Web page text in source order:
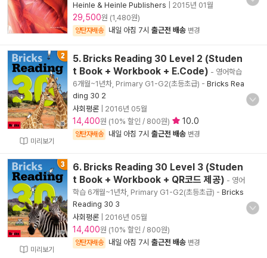
Heinle & Heinle Publishers
2015년 01월
29,500원 (1,480원)
양탄자배송 내일 아침 7시 출근전 배송 변경
미리보기
5. Bricks Reading 30 Level 2 (Studen
t Book + Workbook + E.Code) - 영어학습
6개월~1년차, Primary G1-G2(초등초급) - Bricks Rea
ding 30 2
사회평론
2016년 05월
14,400원 (10% 할인 / 800원) 10.0
양탄자배송 내일 아침 7시 출근전 배송 변경
미리보기
6. Bricks Reading 30 Level 3 (Studen
t Book + Workbook + QR코드 제공) - 영어
학습 6개월~1년차, Primary G1-G2(초등초급) - Bricks
Reading 30 3
사회평론
2016년 05월
14,400원 (10% 할인 / 800원)
양탄자배송 내일 아침 7시 출근전 배송 변경